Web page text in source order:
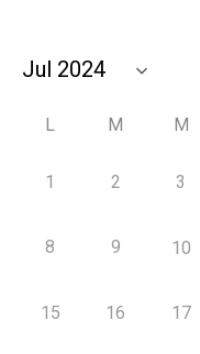
L M M
1 2 3
8 9 10
15 16 17